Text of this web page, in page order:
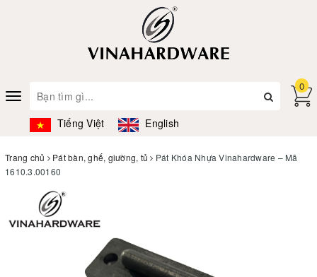
Toggle
navigation
Tiếng Việt English
0
Trang chủ Pát bàn, ghế, giường, tủ
Pát Khóa Nhựa Vinahardware – Mã
1610.3.00160